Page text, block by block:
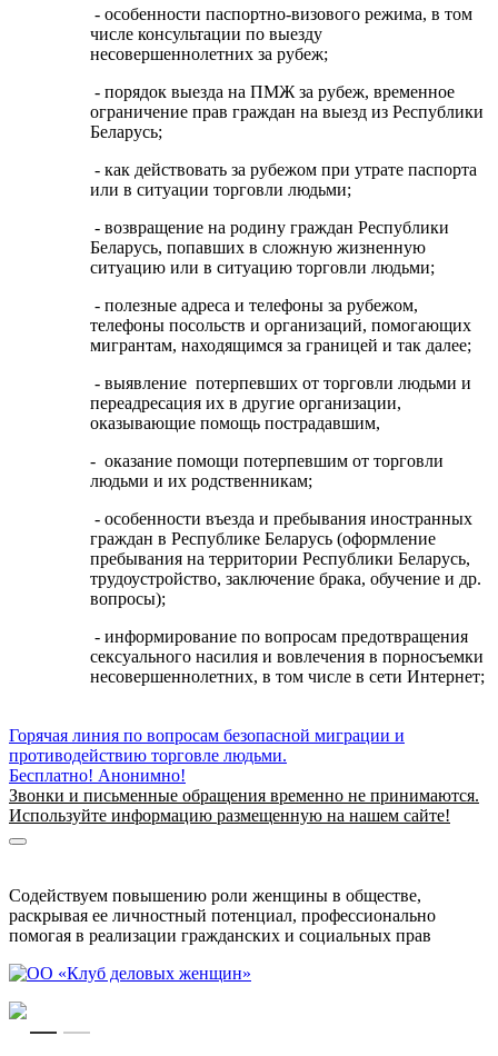
- особенности паспортно-визового режима, в том
числе консультации по выезду
несовершеннолетних за рубеж;
- порядок выезда на ПМЖ за рубеж, временное
ограничение прав граждан на выезд из Республики
Беларусь;
- как действовать за рубежом при утрате паспорта
или в ситуации торговли людьми;
- возвращение на родину граждан Республики
Беларусь, попавших в сложную жизненную
ситуацию или в ситуацию торговли людьми;
- полезные адреса и телефоны за рубежом,
телефоны посольств и организаций, помогающих
мигрантам, находящимся за границей и так далее;
- выявление потерпевших от торговли людьми и
переадресация их в другие организации,
оказывающие помощь пострадавшим,
- оказание помощи потерпевшим от торговли
людьми и их родственникам;
- особенности въезда и пребывания иностранных
граждан в Республике Беларусь (оформление
пребывания на территории Республики Беларусь,
трудоустройство, заключение брака, обучение и др.
вопросы);
- информирование по вопросам предотвращения
сексуального насилия и вовлечения в порносъемки
несовершеннолетних, в том числе в сети Интернет;
Горячая линия по вопросам безопасной миграции и
противодействию торговле людьми.
Бесплатно! Анонимно!
Звонки и письменные обращения временно не принимаются.
Используйте информацию размещенную на нашем сайте!
Содействуем повышению роли женщины в обществе,
раскрывая ее личностный потенциал, профессионально
помогая в реализации гражданских и социальных прав
RUEN